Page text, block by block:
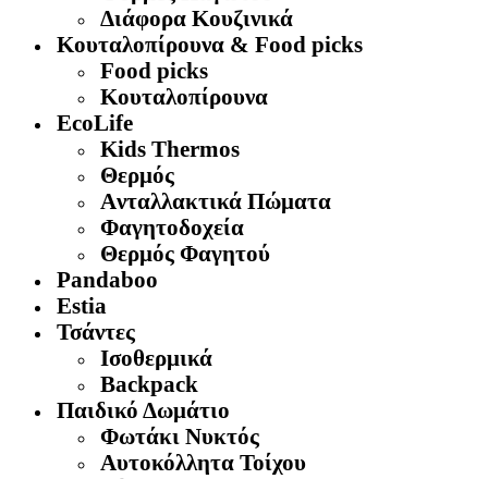
Διάφορα Κουζινικά
Κουταλοπίρουνα & Food picks
Food picks
Κουταλοπίρουνα
EcoLife
Kids Thermos
Θερμός
Aνταλλακτικά Πώματα
Φαγητοδοχεία
Θερμός Φαγητού
Pandaboo
Estia
Τσάντες
Ισοθερμικά
Backpack
Παιδικό Δωμάτιο
Φωτάκι Νυκτός
Αυτοκόλλητα Τοίχου